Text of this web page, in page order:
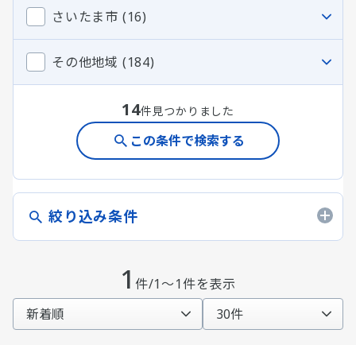
1 件/1～1件を表示
さいたま市 (16)
その他地域 (184)
14件見つかりました
この条件で検索する
絞り込み条件